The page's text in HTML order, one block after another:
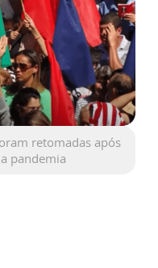
retomadas após
pandemia